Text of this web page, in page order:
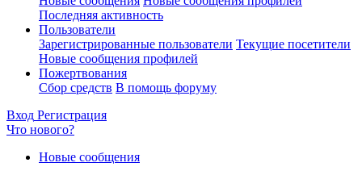
Последняя активность
Пользователи
Зарегистрированные пользователи Текущие посетители
Новые сообщения профилей
Пожертвования
Сбор средств В помощь форуму
Вход Регистрация
Что нового?
Новые сообщения